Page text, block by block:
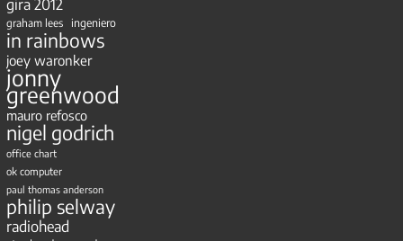
gira 2012
graham lees ingeniero
in rainbows
joey waronker
jonny
greenwood
mauro refosco
nigel godrich
office chart
ok computer
paul thomas anderson
philip selway
radiohead